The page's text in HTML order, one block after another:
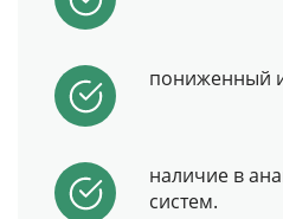
пониженный
наличие в
систем.